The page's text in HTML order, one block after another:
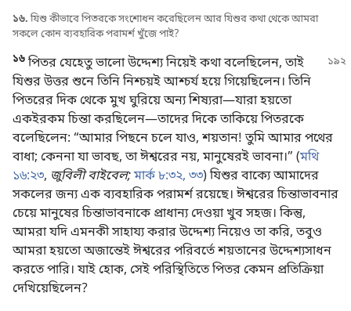
১৬. যিশু কীভাবে পিতরকে সংশোধন করেছিলেন আর যিশুর কথা থেকে আমরা
সকলে কোন ব্যবহারিক পরামর্শ খুঁজে পাই?
১৬পিতর যেহেতু ভালো উদ্দেশ্য নিয়েই কথা বলেছিলেন, তাই
যিশুর উত্তর শুনে তিনি নিশ্চয়ই আশ্চর্য হয়ে গিয়েছিলেন। তিনি
পিতরের দিক থেকে মুখ ঘুরিয়ে অন্য শিষ্যরা—যারা হয়তো
একইরকম চিন্তা করছিলেন—তাদের দিকে তাকিয়ে পিতরকে
বলেছিলেন: “আমার পিছনে চলে যাও, শয়তান! তুমি আমার পথের
বাধা; কেননা যা ভাবছ, তা ঈশ্বরের নয়, মানুষেরই ভাবনা।” (মথি
১৬:২৩, জুবিলী বাইবেল;মার্ক ৮:৩২, ৩৩) যিশুর বাক্যে আমাদের
সকলের জন্য এক ব্যবহারিক পরামর্শ রয়েছে। ঈশ্বরের চিন্তাভাবনার
চেয়ে মানুষের চিন্তাভাবনাকে প্রাধান্য দেওয়া খুব সহজ। কিন্তু,
আমরা যদি এমনকী সাহায্য করার উদ্দেশ্য নিয়েও তা করি, তবুও
আমরা হয়তো অজান্তেই ঈশ্বরের পরিবর্তে শয়তানের উদ্দেশ্যসাধন
করতে পারি। যাই হোক, সেই পরিস্থিতিতে পিতর কেমন প্রতিক্রিয়া
দেখিয়েছিলেন?